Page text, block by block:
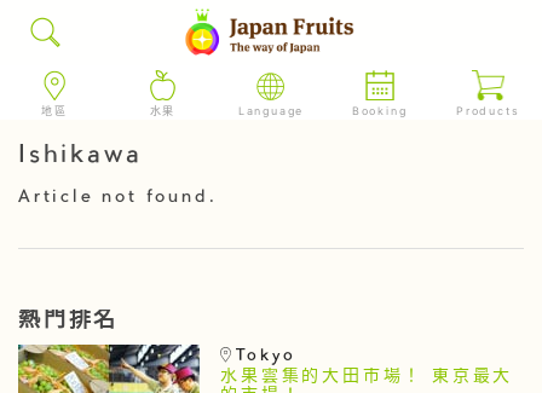
地區 水果 Language Booking Products
Ishikawa
Article not found.
熱門排名
Tokyo
水果雲集的大田市場！ 東京最大